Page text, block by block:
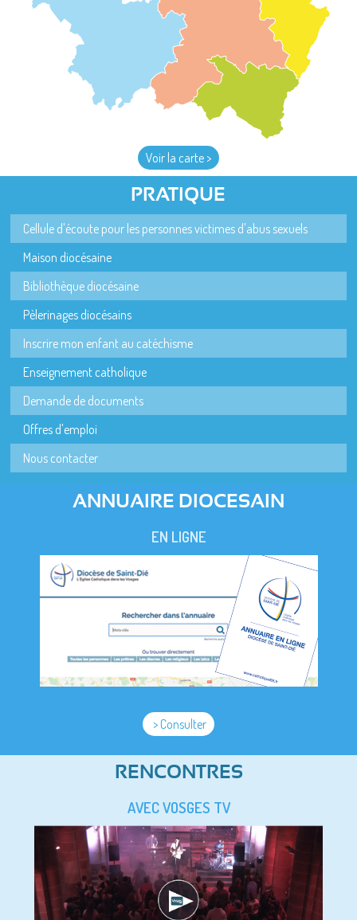
Voir la carte >
PRATIQUE
Cellule d'écoute pour les personnes victimes d'abus sexuels
Maison diocésaine
Bibliothèque diocésaine
Pèlerinages diocésains
Inscrire mon enfant au catéchisme
Enseignement catholique
Demande de documents
Offres d'emploi
Nous contacter
ANNUAIRE DIOCESAIN
EN LIGNE
> Consulter
RENCONTRES
AVEC VOSGES TV